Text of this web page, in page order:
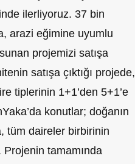
ilerliyoruz. 37 bin
arazi eğimine uyumlu
projemizi satışa
satışa çıktığı projede,
tiplerinin 1+1’den 5+1’e
konutlar; doğanın
tüm daireler birbirinin
Projenin tamamında